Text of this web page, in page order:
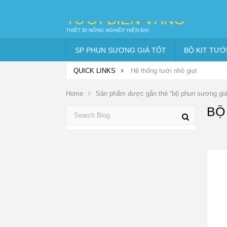
TƯỚI BIỂN VÀNG
THIẾT BỊ NÔNG NGHIỆP HIỆN ĐẠI
SP PHUN SƯƠNG GIÁ TỐT BỘ KIT TƯỚI
QUICK LINKS Hệ thống tưới nhỏ giọt
Home Sản phẩm được gắn thẻ “bộ phun sương